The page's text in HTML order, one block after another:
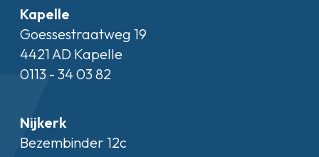
Kapelle
Goessestraatweg 19
4421 AD Kapelle
0113 - 34 03 82
Nijkerk
Bezembinder 12c